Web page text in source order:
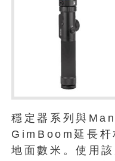
穩定器系列與
GimBoom延長杆
地面數米。使用